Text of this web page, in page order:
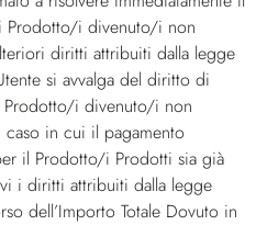
Prodotto/i divenuto/i non
diritti attribuiti dalla legge
si avvalga del diritto di
Prodotto/i divenuto/i non
in cui il pagamento
il Prodotto/i Prodotti sia già
i diritti attribuiti dalla legge
dell’Importo Totale Dovuto in